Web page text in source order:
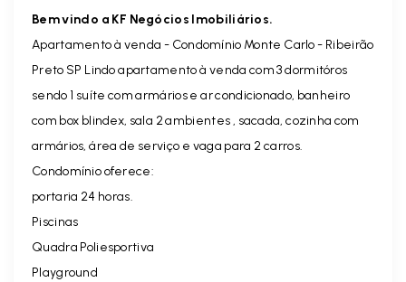
Bem vindo a KF Negócios Imobiliários.
Apartamento à venda - Condomínio Monte Carlo - Ribeirão
Preto SP Lindo apartamento à venda com 3 dormitóros
sendo 1 suíte com armários e ar condicionado, banheiro
com box blindex, sala 2 ambientes , sacada, cozinha com
armários, área de serviço e vaga para 2 carros.
Condomínio oferece:
portaria 24 horas.
Piscinas
Quadra Poliesportiva
Playground